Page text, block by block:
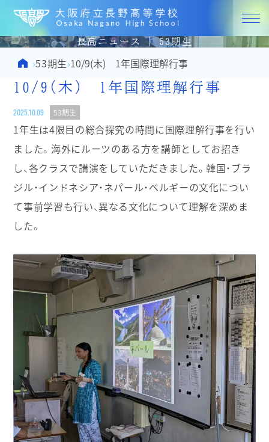
大阪府
長高ニュース | 53期生
Home
›53期生›10/9(木) 1年国際理解行事
10/9(木) 1年国際理解行事
2025.10.09 53期生
1年生は4限目の総合探究の時間に国際理解行事を行い
ました。海外にルーツのある方を講師としてお招き
し、各クラスで講演をしていただきました。韓国・ブラ
ジル・インドネシア・ネパール・ベルギーの文化につい
て事前学習も行い、異なる文化について理解を深めま
した。